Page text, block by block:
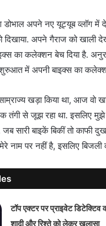
अपने नए यूट्यूब व्लॉग में
अपने गैराज को खाली
का कलेक्शन बेच दिया है.
में अपनी बाइक्स का
खड़ा किया था, आज वो
तंगी से जूझ रहा था. इसलिए
जब सारी बाइकें बिकीं तो काफी
मेरे नाम पर नहीं है, इसलिए
टॉप एक्टर पर प्राइवेट डिटेक्टिव
शादी और रिश्ते को लेकर खुलासा